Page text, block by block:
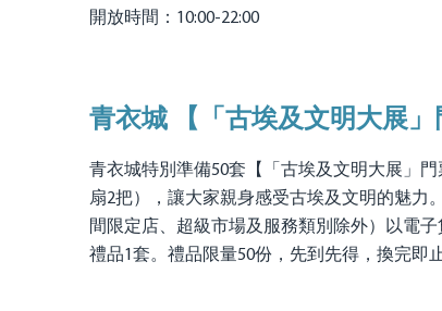
開放時間：10:00-22:00
青衣城 【「古埃及文明大展
青衣城特別準備50套【「古埃及文明大展」
扇2把），讓大家親身感受古埃及文明的魅力
間限定店、超級市場及服務類別除外）以電子
禮品1套。禮品限量50份，先到先得，換完即止